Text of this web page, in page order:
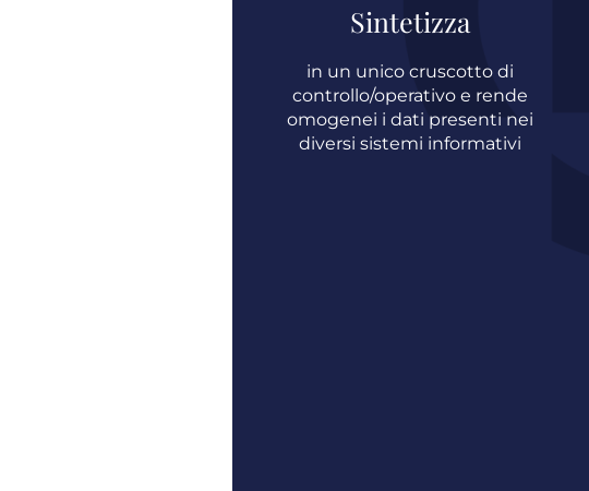
Sintetizza
in un unico cruscotto di
controllo/operativo e rende
omogenei i dati presenti nei
diversi sistemi informativi